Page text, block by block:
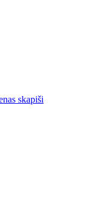
skapiši